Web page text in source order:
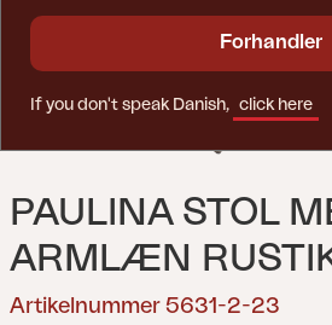
PAULINA STOL
ARMLÆN
Artikelnummer 5631-2-23
Forhandler
If you don't speak Danish, click here